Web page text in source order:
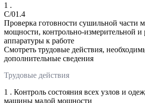
1 .
C/01.4
Проверка готовности сушильной
мощности, контрольно-измерительной
аппаратуры к работе
Смотреть трудовые действия,
дополнительные сведения
Трудовые действия
1 . Контроль состояния всех узлов и
машины малой мощности